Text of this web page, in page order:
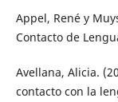
Appel, René y
Contacto de
Avellana, Alicia.
contacto con la